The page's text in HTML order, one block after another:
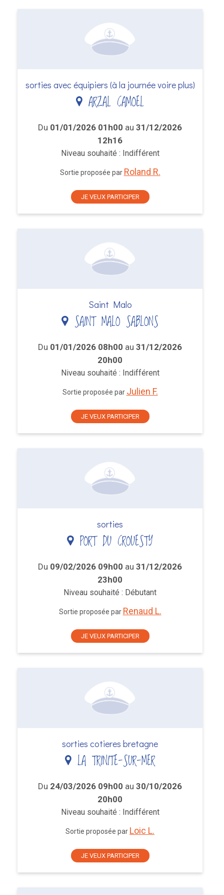
sorties avec équipiers (à la journée voire plus)
ARZAL CAMOEL
Du 01/01/2026 01h00 au 31/12/2026
12h16
Niveau souhaité : Indifférent
Sortie proposée par Roland R.
JE VEUX PARTICIPER
Saint Malo
SAINT MALO SABLONS
Du 01/01/2026 08h00 au 31/12/2026
20h00
Niveau souhaité : Indifférent
Sortie proposée par Julien F.
JE VEUX PARTICIPER
sorties
PORT DU CROUESTY
Du 09/02/2026 09h00 au 31/12/2026
23h00
Niveau souhaité : Débutant
Sortie proposée par Renaud L.
JE VEUX PARTICIPER
sorties cotieres bretagne
LA TRINITE-SUR-MER
Du 24/03/2026 09h00 au 30/10/2026
20h00
Niveau souhaité : Indifférent
Sortie proposée par Loic L.
JE VEUX PARTICIPER